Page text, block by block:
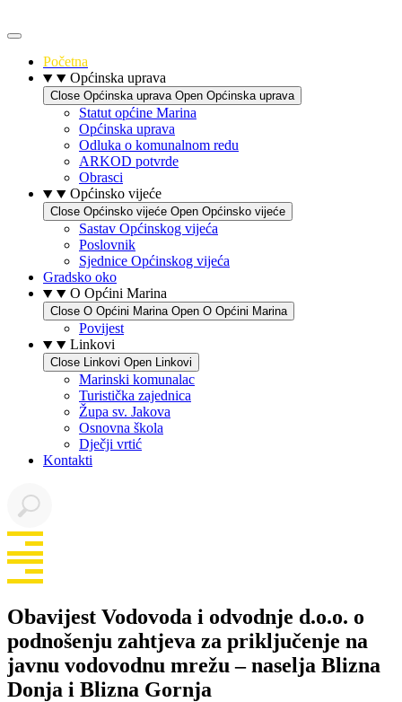
na
Početna
Općinska uprava
Close Općinska uprava Open Općinska uprava
Statut općine Marina
Općinska uprava
Odluka o komunalnom redu
ARKOD potvrde
Obrasci
Općinsko vijeće
Close Općinsko vijeće Open Općinsko vijeće
Sastav Općinskog vijeća
Poslovnik
Sjednice Općinskog vijeća
Gradsko oko
O Općini Marina
Close O Općini Marina Open O Općini Marina
Povijest
Linkovi
Close Linkovi Open Linkovi
Marinski komunalac
Turistička zajednica
Župa sv. Jakova
Osnovna škola
Dječji vrtić
Kontakti
Obavijest Vodovoda i odvodnje d.o.o. o
podnošenju zahtjeva za priključenje na
javnu vodovodnu mrežu – naselja Blizna
Donja i Blizna Gornja